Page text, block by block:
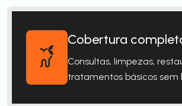
Cobertura
Consultas, limpezas,
tratamentos básicos sem